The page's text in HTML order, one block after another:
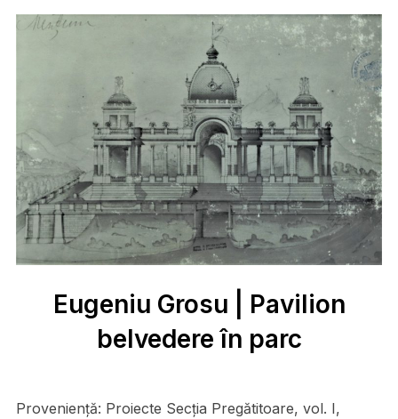
Eugeniu Grosu | Pavilion
belvedere în parc
Proveniență: Proiecte Secția Pregătitoare, vol. I,